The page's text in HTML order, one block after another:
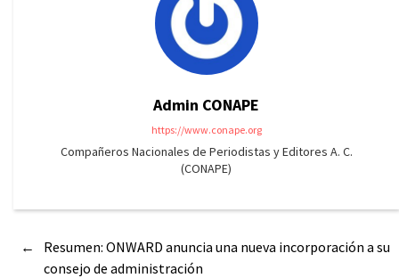
Admin CONAPE
https://www.conape.org
Compañeros Nacionales de Periodistas y Editores A. C.
(CONAPE)
←
Resumen: ONWARD anuncia una nueva incorporación a su
consejo de administración